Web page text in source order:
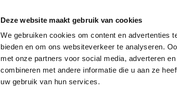
Deze website maakt gebruik van cookies
We gebruiken cookies om content en advertenties
bieden en om ons websiteverkeer te analyseren.
met onze partners voor social media, adverteren
combineren met andere informatie die u aan ze
uw gebruik van hun services.
Blog Veiligheid